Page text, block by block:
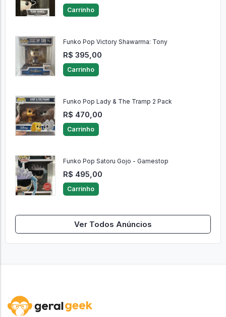
Carrinho
Funko Pop Victory Shawarma: Tony
R$ 395,00
Carrinho
Funko Pop Lady & The Tramp 2 Pack
R$ 470,00
Carrinho
Funko Pop Satoru Gojo - Gamestop
R$ 495,00
Carrinho
Ver Todos Anúncios